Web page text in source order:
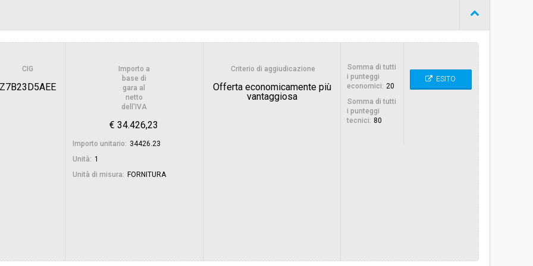
Valore stimato della procedura: € 34.426,23
INDUSTRIA ARTIGIANATO
- UFFICIO ACQUISTI E
CIG
Z7B23D5AEE
Importo a
base di
gara al
netto
dell'IVA
€ 34.426,23
Importo unitario: 34426.23
Unità: 1
Unità di misura: FORNITURA
Criterio di aggiudicazione
Offerta economicamente più
vantaggiosa
Somma di tutti
i punteggi
economici: 20
Somma di tutti
i punteggi
tecnici: 80
ESITO